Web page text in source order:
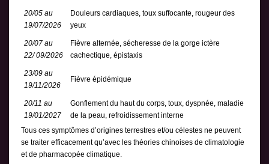
20/05 au
19/07/2026
Douleurs cardiaques, toux suffocante, rougeur des
yeux
20/07 au
22/ 09/2026
Fièvre alternée, sécheresse de la gorge ictère
cachectique, épistaxis
23/09 au
19/11/2026
Fièvre épidémique
20/11 au
19/01/2027
Gonflement du haut du corps, toux, dyspnée, maladie
de la peau, refroidissement interne
Tous ces symptômes d’origines terrestres et/ou célestes ne peuvent
se traiter efficacement qu’avec les théories chinoises de climatologie
et de pharmacopée climatique.